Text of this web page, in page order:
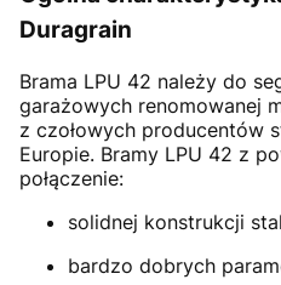
Duragrain
Brama LPU 42 należy do
garażowych renomowanej
z czołowych producentów
Europie. Bramy LPU 42 z
połączenie:
solidnej konstrukcji
bardzo dobrych